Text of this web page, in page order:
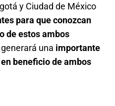
y Ciudad de México
para que conozcan
de estos ambos
una importante
beneficio de ambos